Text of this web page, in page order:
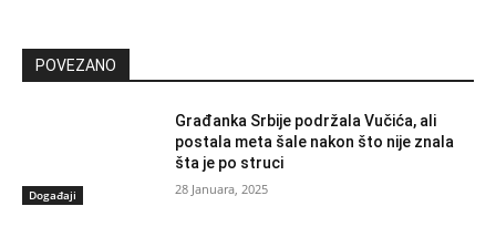
POVEZANO
Događaji
Građanka Srbije podržala Vučića, ali
postala meta šale nakon što nije znala
šta je po struci
28 Januara, 2025